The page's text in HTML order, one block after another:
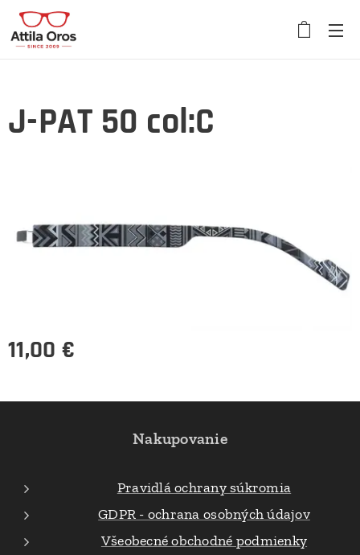
J-PAT 50 col:C
11,00 €
Nakupovanie
Pravidlá ochrany súkromia
GDPR - ochrana osobných údajov
Všeobecné obchodné podmienky